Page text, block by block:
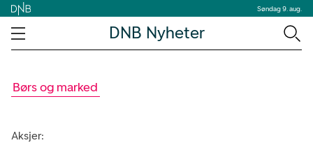
Søndag 9. aug.
DNB Nyheter
Børs og marked
Aksjer: